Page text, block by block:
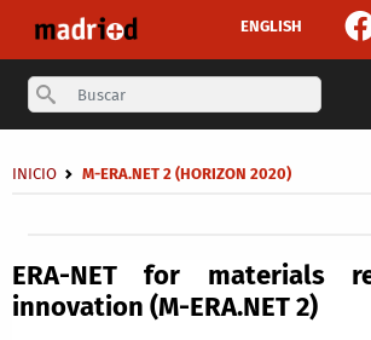
ENGLISH
Search
Breadcrumb
INICIO M-ERA.NET 2 (HORIZON 2020)
ERA-NET for materials
innovation (M-ERA.NET 2)